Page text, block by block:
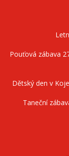
Pouťová zábava
Dětský den v
Taneční